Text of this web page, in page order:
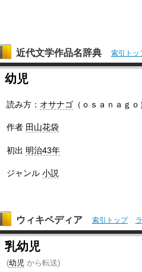
近代文学作品名辞典 索引トッ
幼児
読み方： オサナゴ（ｏｓａｎａｇｏ
作者 田山花袋
初出 明治43年
ジャンル 小説
ウィキペディア 索引トップ
乳幼児
(幼児から転送)